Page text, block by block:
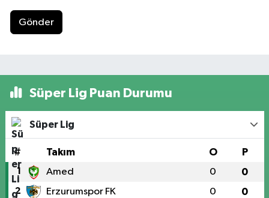
Gönder
Süper Lig Puan Durumu
Süper Lig
# Takım O P
1 Amed 0 0
2 Erzurumspor FK 0 0